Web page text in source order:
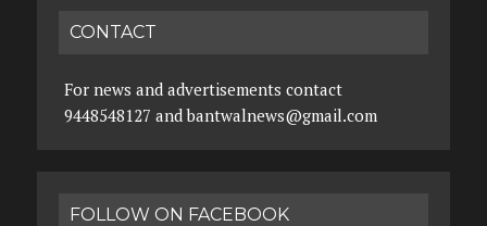
CONTACT
For news and advertisements contact
9448548127 and bantwalnews@gmail.com
FOLLOW ON FACEBOOK